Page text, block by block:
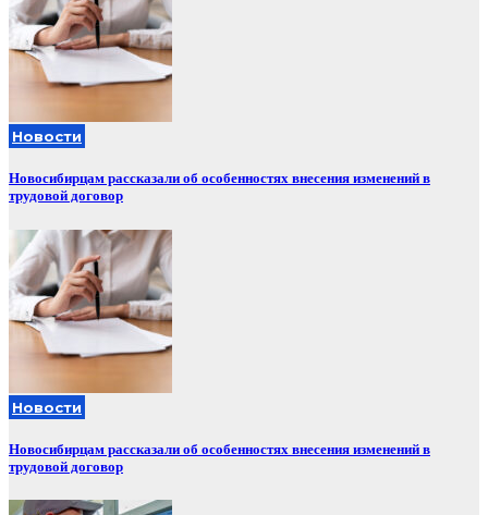
Новости
Новосибирцам рассказали об особенностях внесения изменений в
трудовой договор
Новости
Новосибирцам рассказали об особенностях внесения изменений в
трудовой договор